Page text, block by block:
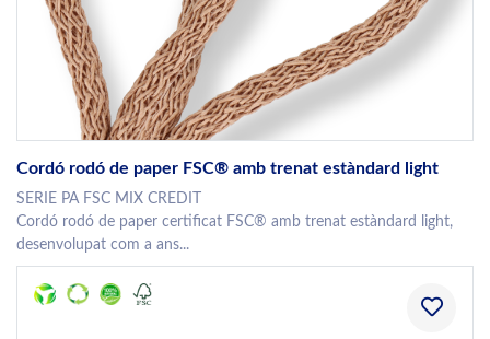
Cordó rodó de paper FSC® amb trenat estàndard light
SERIE PA FSC MIX CREDIT
Cordó rodó de paper certificat FSC® amb trenat estàndard light,
desenvolupat com a ans...